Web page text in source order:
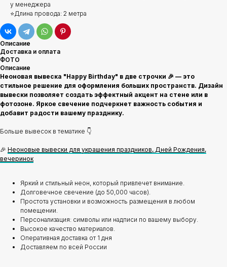
у менеджера
⭐Длина провода: 2 метра
Описание
Доставка и оплата
ФОТО
Описание
Неоновая вывеска "Happy Birthday" в две строчки 🎉 — это
стильное решение для оформления больших пространств. Дизайн
вывески позволяет создать эффектный акцент на стене или в
фотозоне. Яркое свечение подчеркнет важность события и
добавит радости вашему празднику.
Больше вывесок в тематике 👇
🎉 Неоновые вывески для украшения праздников, Дней Рождения,
вечеринок
Яркий и стильный неон, который привлечет внимание.
Долговечное свечение (до 50,000 часов).
Простота установки и возможность размещения в любом
помещении.
Персонализация: символы или надписи по вашему выбору.
Высокое качество материалов.
Оперативная доставка от 1 дня
Доставляем по всей России